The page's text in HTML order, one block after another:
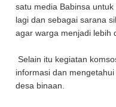
satu media Babinsa
lagi dan sebagai sarana
agar warga menjadi lebih
Selain itu kegiatan
informasi dan
desa binaan.